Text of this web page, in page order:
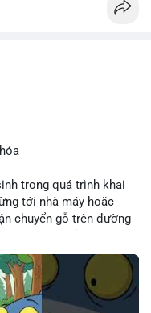
trong quá trình khai
tới nhà máy hoặc
chuyển gỗ trên đường
đẩy giúp doanh nghiệp
và kiểm soát lợi nhuận.